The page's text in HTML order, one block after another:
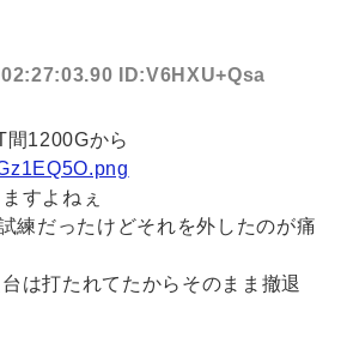
ID:V6HXU+Qsa
間1200Gから
すよねぇ
練だったけどそれを外したのが痛
は打たれてたからそのまま撤退